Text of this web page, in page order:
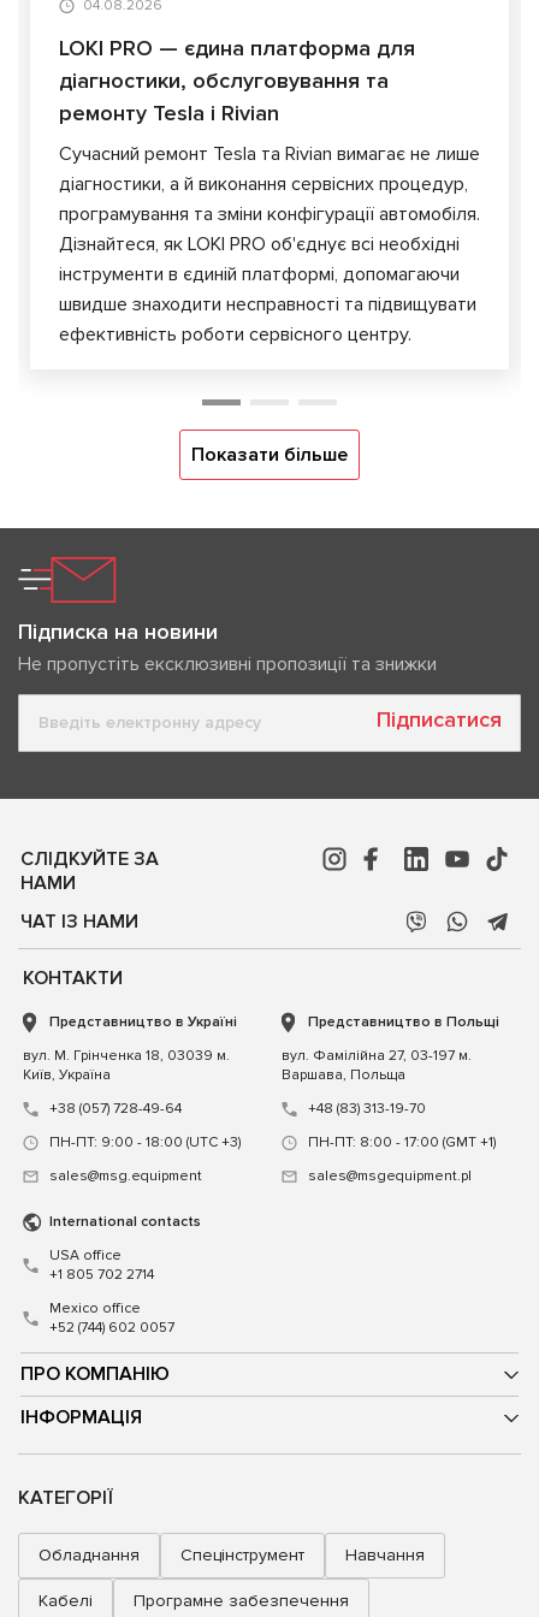
04.08.2026
LOKI PRO — єдина платформа для
діагностики, обслуговування та
ремонту Tesla і Rivian
Сучасний ремонт Tesla та Rivian вимагає не лише
діагностики, а й виконання сервісних процедур,
програмування та зміни конфігурації автомобіля.
Дізнайтеся, як LOKI PRO об'єднує всі необхідні
інструменти в єдиній платформі, допомагаючи
швидше знаходити несправності та підвищувати
ефективність роботи сервісного центру.
Показати більше
Підписка на новини
Не пропустіть ексклюзивні пропозиції та знижки
Підписатися
СЛІДКУЙТЕ ЗА
НАМИ
ЧАТ ІЗ НАМИ
ПРО КОМПАНІЮ
ІНФОРМАЦІЯ
КОНТАКТИ
Представництво в Україні
вул. М. Грінченка 18, 03039 м.
Київ, Україна
+38 (057) 728-49-64
ПН-ПТ: 9:00 - 18:00 (UTC +3)
sales@msg.equipment
Представництво в Польщі
вул. Фамілійна 27, 03-197 м.
Варшава, Польща
+48 (83) 313-19-70
ПН-ПТ: 8:00 - 17:00 (GMT +1)
sales@msgequipment.pl
International contacts
USA office
+1 805 702 2714
Mexico office
+52 (744) 602 0057
КАТЕГОРІЇ
Обладнання Спецінструмент Навчання
Кабелі Програмне забезпечення